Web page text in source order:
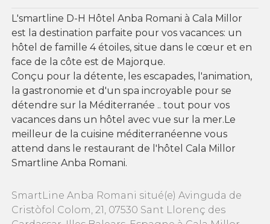
L'smartline D-H Hôtel Anba Romani à Cala Millor
est la destination parfaite pour vos vacances: un
hôtel de famille 4 étoiles, situe dans le cœur et en
face de la côte est de Majorque.
Conçu pour la détente, les escapades, l'animation,
la gastronomie et d'un spa incroyable pour se
détendre sur la Méditerranée .. tout pour vos
vacances dans un hôtel avec vue sur la mer.Le
meilleur de la cuisine méditerranéenne vous
attend dans le restaurant de l'hôtel Cala Millor
Smartline Anba Romani.
SmartLine Anba Romani situé(e) Avinguda de
Cristòfol Colom, 21, 07530 Sant Llorenç des